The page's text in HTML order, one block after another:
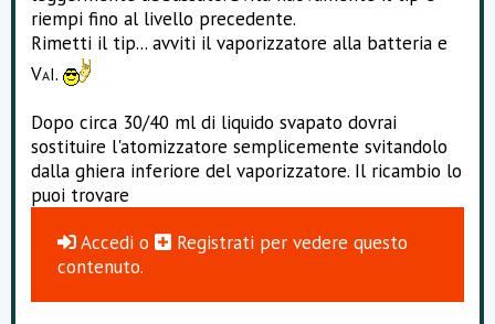
riempi fino al livello precedente.
Rimetti il tip... avviti il vaporizzatore alla batteria e
VAI.
Dopo circa 30/40 ml di liquido svapato dovrai
sostituire l'atomizzatore semplicemente svitandolo
dalla ghiera inferiore del vaporizzatore. Il ricambio lo
puoi trovare
Accedi o Registrati per vedere questo
contenuto.